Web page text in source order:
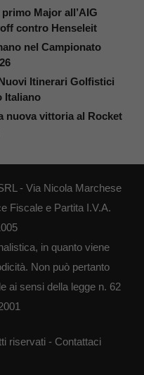
Major all’AIG
contro Henseleit
nel Campionato
Itinerari Golfistici
Italiano
nuova vittoria al Rocket
- Via Nicola Marchese
Fiscale e Partita I.V.A.
in quanto viene
Non può pertanto
ai sensi della legge n. 62
riservati - Contattaci